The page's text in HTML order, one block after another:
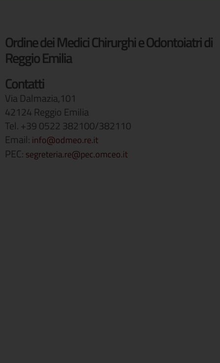
Ordine dei Medici Chirurghi e Odontoiatri di
Reggio Emilia
Contatti
Via Dalmazia,101
42124 Reggio Emilia
Tel. +39 0522 382100/382110
Email: info@odmeo.re.it
PEC: segreteria.re@pec.omceo.it